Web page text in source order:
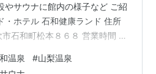
やサウナに館内の様子など ご紹
・ホテル 石和健康ランド 住所
石和町松本８６８ 営業時間 ２
様々な入浴施設や岩盤浴も楽し
温泉 #山梨温泉